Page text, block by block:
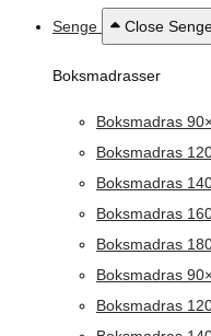
Senge Close
Boksmadrasser
Boksmadras
Boksmadras
Boksmadras
Boksmadras
Boksmadras
Boksmadras
Boksmadras